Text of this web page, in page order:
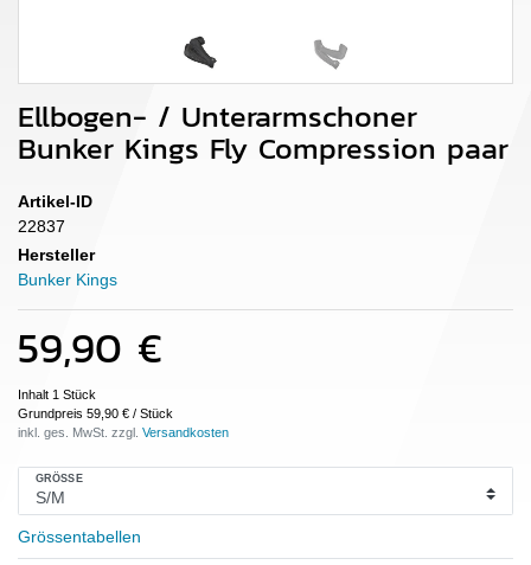
Ellbogen- / Unterarmschoner
Bunker Kings Fly Compression paar
Artikel-ID
22837
Hersteller
Bunker Kings
59,90 €
Inhalt 1 Stück
Grundpreis 59,90 € / Stück
inkl. ges. MwSt. zzgl.
GRÖSSE
Grössentabellen